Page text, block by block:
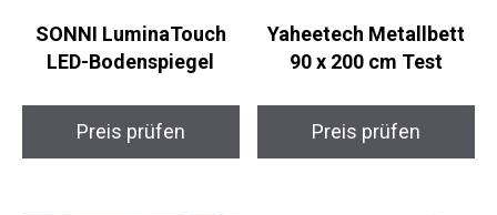
SONNI LuminaTouch
LED-Bodenspiegel
Preis prüfen
Yaheetech Metallbett
90 x 200 cm Test
Preis prüfen